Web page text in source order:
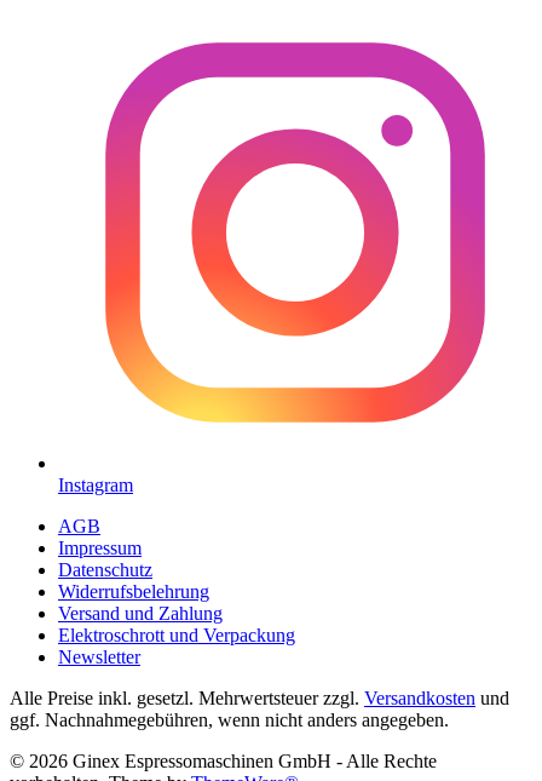
Instagram
AGB
Impressum
Datenschutz
Widerrufsbelehrung
Versand und Zahlung
Elektroschrott und Verpackung
Newsletter
Alle Preise inkl. gesetzl. Mehrwertsteuer zzgl. Versandkosten und
ggf. Nachnahmegebühren, wenn nicht anders angegeben.
© 2026 Ginex Espressomaschinen GmbH - Alle Rechte